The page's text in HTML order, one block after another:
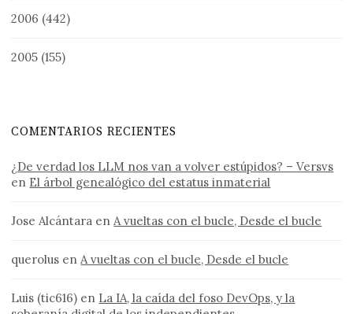
2006 (442)
2005 (155)
COMENTARIOS RECIENTES
¿De verdad los LLM nos van a volver estúpidos? – Versvs
en El árbol genealógico del estatus inmaterial
Jose Alcántara enA vueltas con el bucle, Desde el bucle
querolus enA vueltas con el bucle, Desde el bucle
Luis (tic616) en La IA, la caída del foso DevOps, y la